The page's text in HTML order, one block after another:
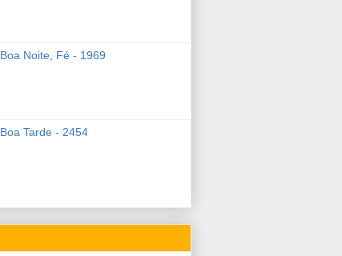
Boa Noite, Fé - 1969
Boa Tarde - 2454